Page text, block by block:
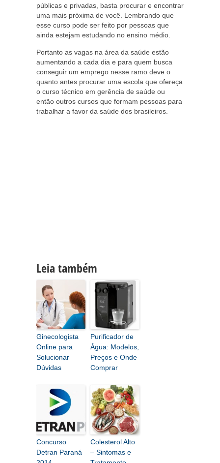
públicas e privadas, basta procurar e encontrar
uma mais próxima de você. Lembrando que
esse curso pode ser feito por pessoas que
ainda estejam estudando no ensino médio.
Portanto as vagas na área da saúde estão
aumentando a cada dia e para quem busca
conseguir um emprego nesse ramo deve o
quanto antes procurar uma escola que ofereça
o curso técnico em gerência de saúde ou
então outros cursos que formam pessoas para
trabalhar a favor da saúde dos brasileiros.
Leia também
Ginecologista
Online para
Solucionar
Dúvidas
Purificador de
Água: Modelos,
Preços e Onde
Comprar
Concurso
Detran Paraná
Colesterol Alto
– Sintomas e